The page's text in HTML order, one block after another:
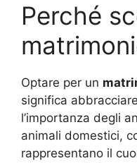
Perché
Optare per un
significa
l’importanza degli
animali domestici,
rappresentano il